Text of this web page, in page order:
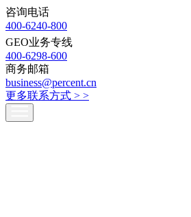
咨询电话
400-6240-800
GEO业务专线
400-6298-600
商务邮箱
business@percent.cn
更多联系方式 > >